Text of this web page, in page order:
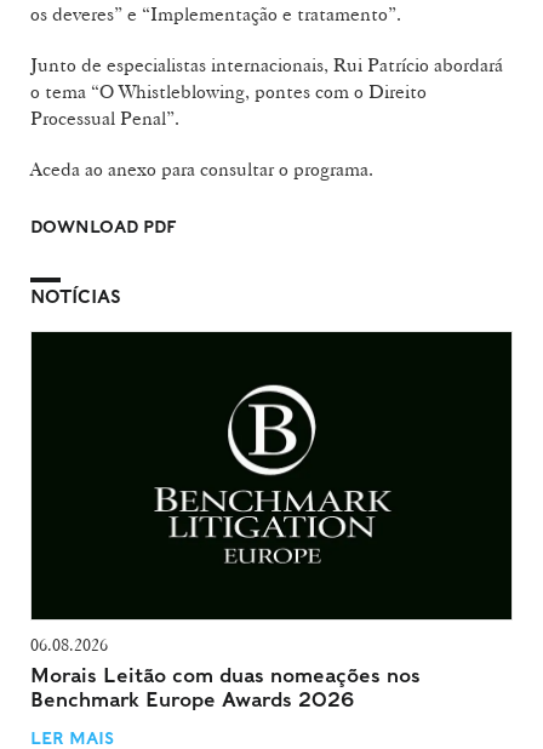
os deveres” e “Implementação e tratamento”.
Junto de especialistas internacionais, Rui Patrício abordará
o tema “O Whistleblowing, pontes com o Direito
Processual Penal”.
Aceda ao anexo para consultar o programa.
DOWNLOAD PDF
NOTÍCIAS
06.08.2026
Morais Leitão com duas nomeações nos
Benchmark Europe Awards 2026
LER MAIS